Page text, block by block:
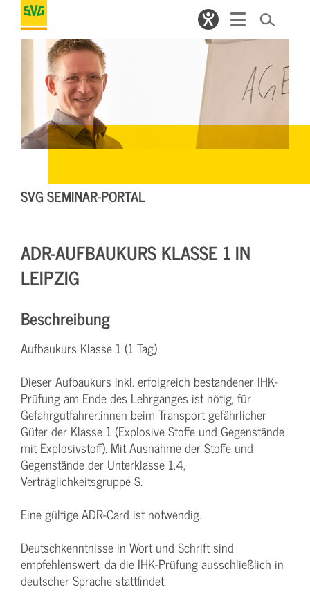
SVG SEMINAR-PORTAL
ADR-AUFBAUKURS KLASSE 1 IN
LEIPZIG
Beschreibung
Aufbaukurs Klasse 1 (1 Tag)
Dieser Aufbaukurs inkl. erfolgreich bestandener IHK-
Prüfung am Ende des Lehrganges ist nötig, für
Gefahrgutfahrer:innen beim Transport gefährlicher
Güter der Klasse 1 (Explosive Stoffe und Gegenstände
mit Explosivstoff). Mit Ausnahme der Stoffe und
Gegenstände der Unterklasse 1.4,
Verträglichkeitsgruppe S.
Eine gültige ADR-Card ist notwendig.
Deutschkenntnisse in Wort und Schrift sind
empfehlenswert, da die IHK-Prüfung ausschließlich in
deutscher Sprache stattfindet.